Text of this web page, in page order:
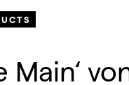
Main‘